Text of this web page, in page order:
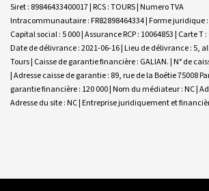
Siret : 89846433400017 | RCS : TOURS | Numero TVA
Intracommunautaire : FR82898464334 | Forme juridique :
Capital social : 5 000 | Assurance RCP : 10064853 | Carte T :
Date de délivrance : 2021-06-16 | Lieu de délivrance : 5,
Tours | Caisse de garantie financière : GALIAN. | N° de
| Adresse caisse de garantie : 89, rue de la Boétie 75008
garantie financière : 120 000 | Nom du médiateur : NC |
Adresse du site : NC | Entreprise juridiquement et